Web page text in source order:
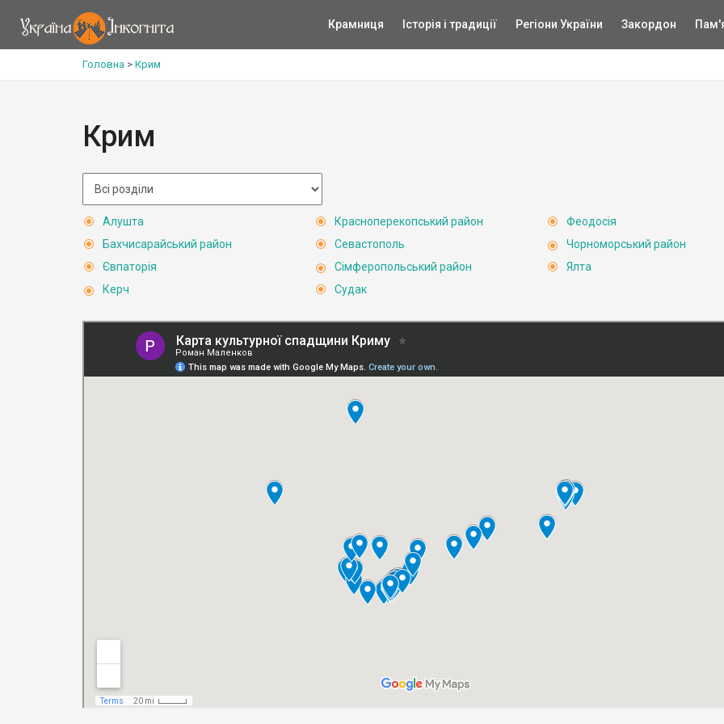
Крамниця Історія і традиції Регіони України Закордон
Головна > Крим
Крим
Алушта
Бахчисарайський район
Євпаторія
Керч
Красноперекопський район
Севастополь
Сімферопольський район
Судак
Феодосія
Чорноморський район
Ялта